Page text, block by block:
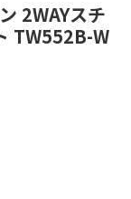
2WAYスチ
TW552B-W